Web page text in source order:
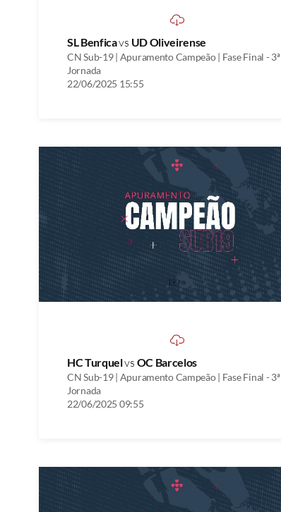
SL Benficavs UD Oliveirense
CN Sub-19 | Apuramento Campeão | Fase Final - 3ª
Jornada
22/06/2025 15:55
HC Turquelvs OC Barcelos
CN Sub-19 | Apuramento Campeão | Fase Final - 3ª
Jornada
22/06/2025 09:55